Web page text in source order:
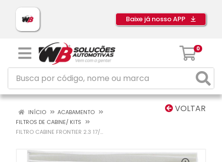
Baixe já nosso APP
0
VOLTAR
INÍCIO
ACABAMENTO
FILTROS DE CABINE/ KITS
FILTRO CABINE FRONTIER 2.3 17/...